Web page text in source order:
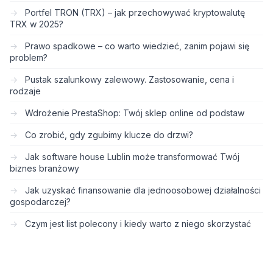
Portfel TRON (TRX) – jak przechowywać kryptowalutę
TRX w 2025?
Prawo spadkowe – co warto wiedzieć, zanim pojawi się
problem?
Pustak szalunkowy zalewowy. Zastosowanie, cena i
rodzaje
Wdrożenie PrestaShop: Twój sklep online od podstaw
Co zrobić, gdy zgubimy klucze do drzwi?
Jak software house Lublin może transformować Twój
biznes branżowy
Jak uzyskać finansowanie dla jednoosobowej działalności
gospodarczej?
Czym jest list polecony i kiedy warto z niego skorzystać